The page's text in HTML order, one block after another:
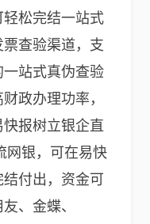
松完结一站式
查验渠道，支
站式真伪查验
政办理功率，
报树立银企直
网银，可在易快
付出，资金可
、金蝶、